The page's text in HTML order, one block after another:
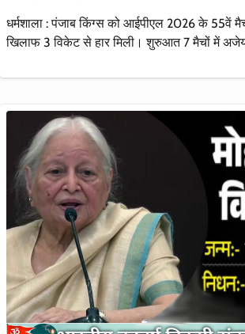
धर्मशाला : पंजाब किंग्स को आईपीएल 2026 के 55वें
खिलाफ 3 विकेट से हार मिली। शुरुआत 7 मैचों में